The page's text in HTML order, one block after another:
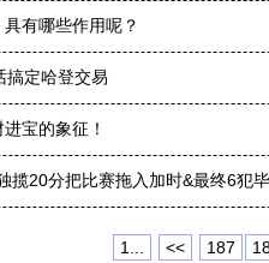
有哪些作用呢？
搞定哈登交易
宝的象征！
揽20分把比赛拖入加时&最终6犯
1... << 187